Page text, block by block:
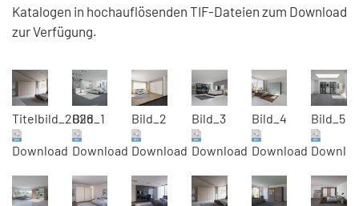
Katalogen in hochauflösenden TIF-Dateien zum Download
zur Verfügung.
Titelbild_2026
Download
Bild_1
Download
Bild_2
Download
Bild_3
Download
Bild_4
Download
Bild_5